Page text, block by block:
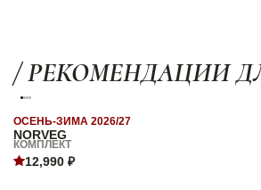
/ РЕКОМЕНДАЦИИ
NORVEG
ОСЕНЬ-ЗИМА 2026/27
КОМПЛЕКТ
12,990 ₽